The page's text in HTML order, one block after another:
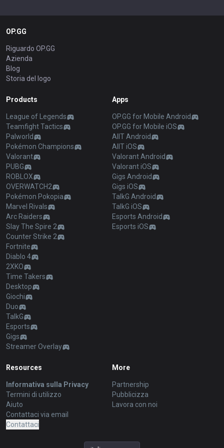
OP.GG
Riguardo OP.GG
Azienda
Blog
Storia del logo
Products
League of Legends
Teamfight Tactics
Palworld
Pokémon Champions
Valorant
PUBG
ROBLOX
OVERWATCH2
Pokémon Pokopia
Marvel Rivals
Arc Raiders
Slay The Spire 2
Counter Strike 2
Fortnite
Diablo 4
2XKO
Time Takers
Desktop
Giochi
Duo
TalkG
Esports
Gigs
Streamer Overlay
Apps
OP.GG for Mobile Android
OP.GG for Mobile iOS
AllT Android
AllT iOS
Valorant Android
Valorant iOS
Gigs Android
Gigs iOS
TalkG Android
TalkG iOS
Esports Android
Esports iOS
Resources
Informativa sulla Privacy
Termini di utilizzo
Aiuto
Contattaci via email
Contattaci
More
Partnership
Pubblicizza
Lavora con noi